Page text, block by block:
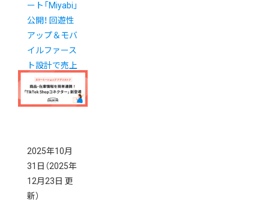
ート「Miyabi」
公開！ 回遊性
アップ＆モバ
イルファース
ト設計で売上
アップに貢献
2025年10月
31日 （2025年
12月23日 更
新）